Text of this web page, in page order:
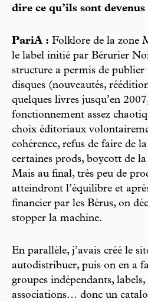
dire ce qu’ils sont devenus
PariA : Folklore de la zone
le label initié par Bérurier
structure a permis de publier
disques (nouveautés,
quelques livres jusqu’en
fonctionnement assez
choix éditoriaux
cohérence, refus de faire de
certaines prods, boycott de
Mais au final, très peu de
atteindront l’équilibre et
financier par les Bérus, on
stopper la machine.
En parallèle, j’avais créé le
autodistribuer, puis on en a
groupes indépendants, labels,
associations… donc un